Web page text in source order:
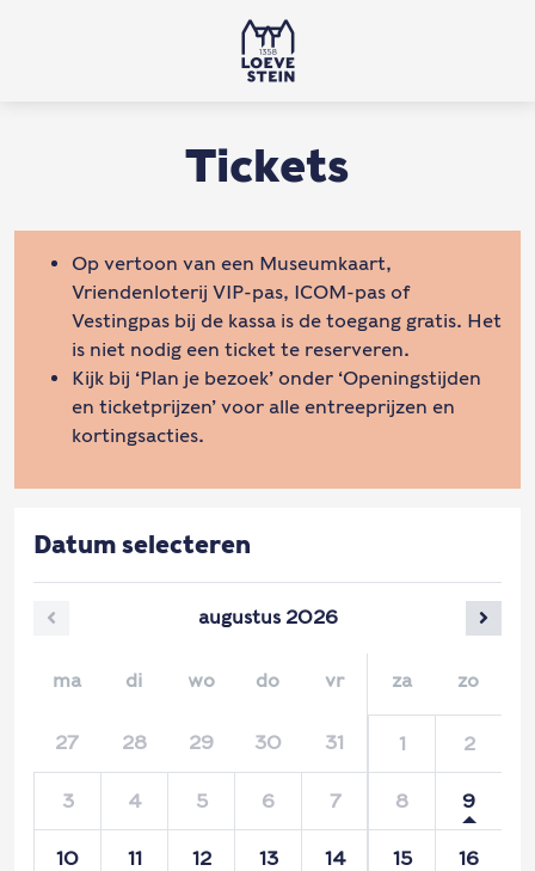
Tickets
Op vertoon van een Museumkaart,
Vriendenloterij VIP-pas, ICOM-pas of
Vestingpas bij de kassa is de toegang gratis. Het
is niet nodig een ticket te reserveren.
Kijk bij ‘Plan je bezoek’ onder ‘Openingstijden
en ticketprijzen’ voor alle entreeprijzen en
kortingsacties.
Datum selecteren
augustus 2026
ma di wo do vr za zo
27 28 29 30 31 1 2
3 4 5 6 7 8 9
10 11 12 13 14 15 16